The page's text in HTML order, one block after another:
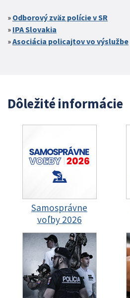
Odborový zväz polície v SR
IPA Slovakia
Asociácia policajtov vo výslužbe
Dôležité informácie
Samosprávne
voľby 2026